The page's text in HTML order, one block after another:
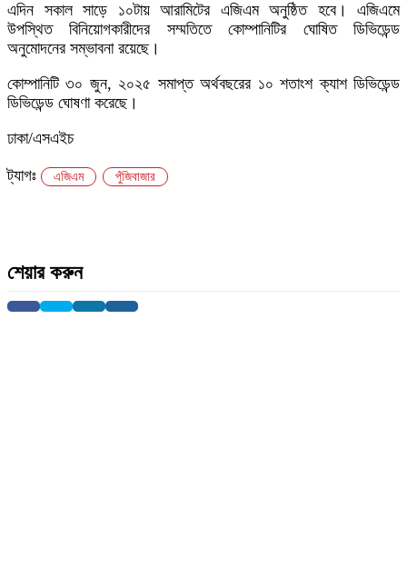
এদিন সকাল সাড়ে ১০টায় আরামিটের এজিএম অনুষ্ঠিত হবে। এজিএমে
উপস্থিত বিনিয়োগকারীদের সম্মতিতে কোম্পানিটির ঘোষিত ডিভিডেন্ড
অনুমোদনের সম্ভাবনা রয়েছে।
কোম্পানিটি ৩০ জুন, ২০২৫ সমাপ্ত অর্থবছরের ১০ শতাংশ ক্যাশ ডিভিডেন্ড
ডিভিডেন্ড ঘোষণা করেছে।
ঢাকা/এসএইচ
ট্যাগঃ এজিএম পুঁজিবাজার
শেয়ার করুন